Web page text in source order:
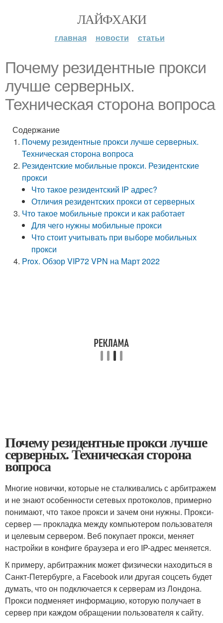
ЛАЙФХАКИ
главная новости статьи
Почему резидентные прокси
лучше серверных.
Техническая сторона вопроса
Содержание
Почему резидентные прокси лучше серверных.
Техническая сторона вопроса
Резидентские мобильные прокси. Резидентские
прокси
Что такое резидентский IP адрес?
Отличия резидентских прокси от серверных
Что такое мобильные прокси и как работает
Для чего нужны мобильные прокси
Что стоит учитывать при выборе мобильных
прокси
Prox. Обзор VIP72 VPN на Март 2022
Почему резидентные прокси лучше
серверных. Техническая сторона
вопроса
Многие новички, которые не сталкивались с арбитражем
и не знают особенности сетевых протоколов, примерно
понимают, что такое прокси и зачем они нужны. Прокси-
сервер — прокладка между компьютером пользователя
и целевым сервером. Веб покупает прокси, меняет
настройки в конфиге браузера и его IP-адрес меняется.
К примеру, арбитражник может физически находиться в
Санкт-Петербурге, а Facebook или другая соцсеть будет
думать, что он подключается к серверам из Лондона.
Прокси подменяет информацию, которую получает в
сервер при каждом обращении пользователя к сайту.